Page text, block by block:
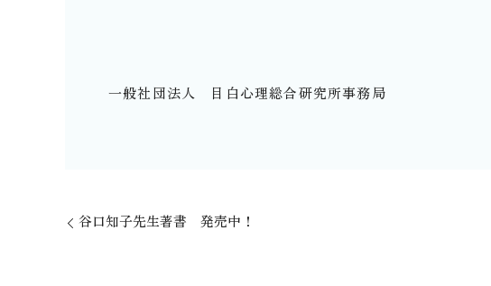
一般社団法人 目白心理総合研究所事務局
谷口知子先生著書 発売中！